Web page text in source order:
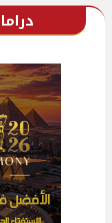
دراما